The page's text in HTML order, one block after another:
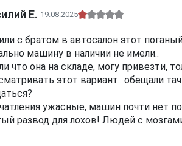
Е. 19.08.2025
с братом в автосалон этот
машину в наличии не имели..
что она на складе, могу привезти,
этот вариант.. обещали
ужасные, машин почти нет
развод для лохов! Людей с